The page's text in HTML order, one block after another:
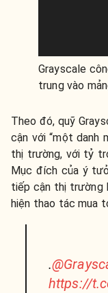
Grayscale
trung vào
Theo đó, quỹ
cận với “một danh
thị trường, với tỷ
Mục đích của ý
tiếp cận thị trường
hiện thao tác mua
.
https://